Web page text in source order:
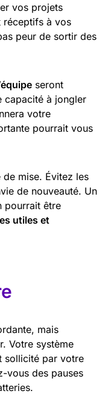
vos projets
réceptifs à vos
peur de sortir des
seront
capacité à jongler
votre
pourrait vous
mise. Évitez les
de nouveauté. Un
pourrait être
utiles et
mais
Votre système
sollicité par votre
vous des pauses